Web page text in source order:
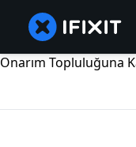
Onarım Topluluğuna